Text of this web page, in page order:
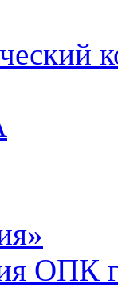
ОПК